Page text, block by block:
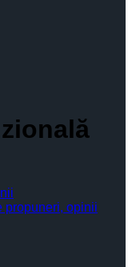
propuneri, opinii